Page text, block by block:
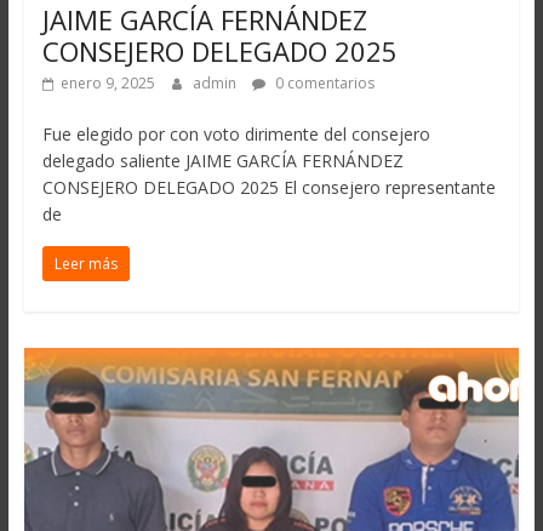
JAIME GARCÍA FERNÁNDEZ
CONSEJERO DELEGADO 2025
enero 9, 2025 admin 0 comentarios
Fue elegido por con voto dirimente del consejero
delegado saliente JAIME GARCÍA FERNÁNDEZ
CONSEJERO DELEGADO 2025 El consejero representante
de
Leer más